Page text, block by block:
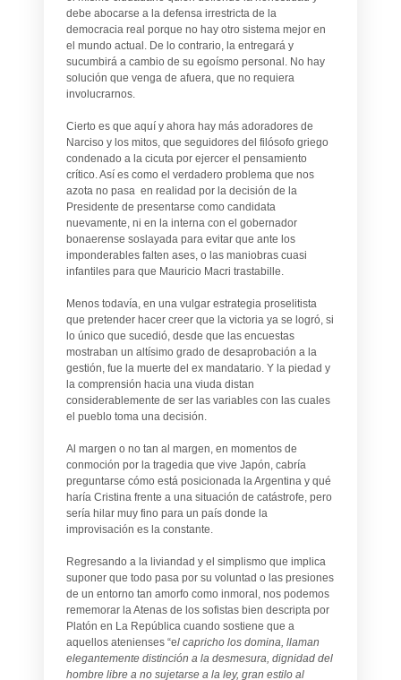
debe abocarse a la defensa irrestricta de la
democracia real porque no hay otro sistema mejor en
el mundo actual. De lo contrario, la entregará y
sucumbirá a cambio de su egoísmo personal. No hay
solución que venga de afuera, que no requiera
involucrarnos.
Cierto es que aquí y ahora hay más adoradores de
Narciso y los mitos, que seguidores del filósofo griego
condenado a la cicuta por ejercer el pensamiento
crítico. Así es como el verdadero problema que nos
azota no pasa en realidad por la decisión de la
Presidente de presentarse como candidata
nuevamente, ni en la interna con el gobernador
bonaerense soslayada para evitar que ante los
imponderables falten ases, o las maniobras cuasi
infantiles para que Mauricio Macri trastabille.
Menos todavía, en una vulgar estrategia proselitista
que pretender hacer creer que la victoria ya se logró, si
lo único que sucedió, desde que las encuestas
mostraban un altísimo grado de desaprobación a la
gestión, fue la muerte del ex mandatario. Y la piedad y
la comprensión hacia una viuda distan
considerablemente de ser las variables con las cuales
el pueblo toma una decisión.
Al margen o no tan al margen, en momentos de
conmoción por la tragedia que vive Japón, cabría
preguntarse cómo está posicionada la Argentina y qué
haría Cristina frente a una situación de catástrofe, pero
sería hilar muy fino para un país donde la
improvisación es la constante.
Regresando a la liviandad y el simplismo que implica
suponer que todo pasa por su voluntad o las presiones
de un entorno tan amorfo como inmoral, nos podemos
rememorar la Atenas de los sofistas bien descripta por
Platón en La República cuando sostiene que a
aquellos atenienses “el capricho los domina, llaman
elegantemente distinción a la desmesura, dignidad del
hombre libre a no sujetarse a la ley, gran estilo al